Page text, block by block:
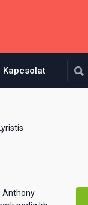
Kapcsolat
Anthony